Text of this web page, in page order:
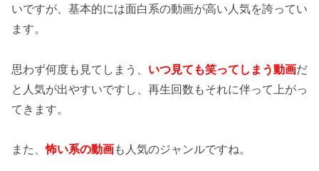
いですが、基本的には面白系の動画が高い人気を誇ってい
ます。
思わず何度も見てしまう、 いつ見ても笑ってしまう動画だ
と人気が出やすいですし、再生回数もそれに伴って上がっ
てきます。
また、怖い系の動画も人気のジャンルですね。